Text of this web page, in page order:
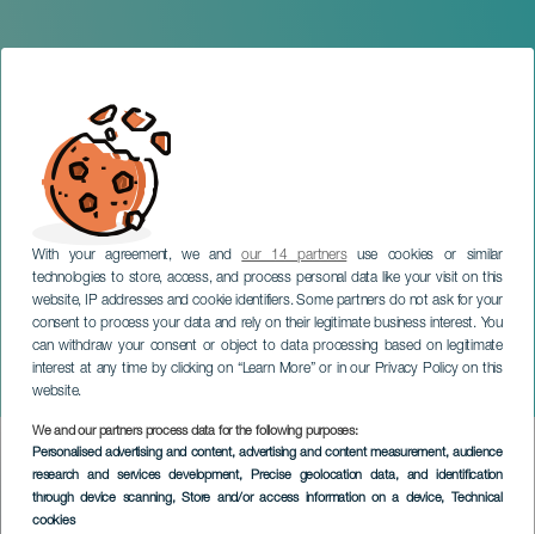
With your agreement, we andour 14 partnersuse cookies or similar
technologies to store, access, and process personal data like your visit on this
website, IP addresses and cookie identifiers. Some partners do not ask for your
consent to process your data and rely on their legitimate business interest. You
can withdraw your consent or object to data processing based on legitimate
interest at any time by clicking on “Learn More” or in our Privacy Policy on this
website.
We and our partners process data for the following purposes:
Personalised advertising and content, advertising and content measurement, audience
research and services development, Precise geolocation data, and identification
through device scanning, Store and/or access information on a device, Technical
cookies
Julehåndverksmarkedet
TENERIFE
Imagen
Listado